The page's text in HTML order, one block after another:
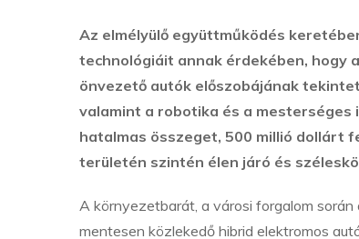
Az elmélyülő együttműködés
technológiáit annak érdekében, hogy
önvezető autók előszobájának
valamint a robotika és a
hatalmas összeget, 500 millió dollárt
területén szintén élen járó és
A környezetbarát, a városi forgalom
mentesen közlekedő hibrid elektromos